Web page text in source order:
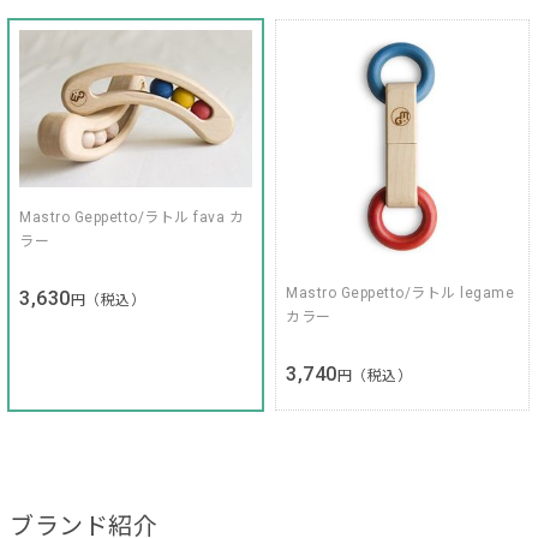
Mastro Geppetto/ラトル fava カ
ラー
3,630 円（税込）
Mastro Geppetto/ラトル legame
カラー
3,740 円（税込）
ブランド紹介